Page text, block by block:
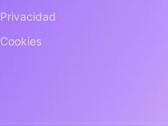
Privacidad
Cookies